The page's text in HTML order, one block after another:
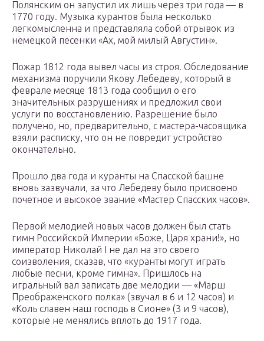
Полянским он запустил их лишь через три года — в
1770 году. Музыка курантов была несколько
легкомысленна и представляла собой отрывок из
немецкой песенки «Ах, мой милый Августин».
Пожар 1812 года вывел часы из строя. Обследование
механизма поручили Якову Лебедеву, который в
феврале месяце 1813 года сообщил о его
значительных разрушениях и предложил свои
услуги по восстановлению. Разрешение было
получено, но, предварительно, с мастера-часовщика
взяли расписку, что он не повредит устройство
окончательно.
Прошло два года и куранты на Спасской башне
вновь зазвучали, за что Лебедеву было присвоено
почетное и высокое звание «Мастер Спасских часов».
Первой мелодией новых часов должен был стать
гимн Российской Империи «Боже, Царя храни!», но
император Николай I не дал на это своего
соизволения, сказав, что «куранты могут играть
любые песни, кроме гимна». Пришлось на
игральный вал записать две мелодии — «Марш
Преображенского полка» (звучал в 6 и 12 часов) и
«Коль славен наш господь в Сионе» (3 и 9 часов),
которые не менялись вплоть до 1917 года.